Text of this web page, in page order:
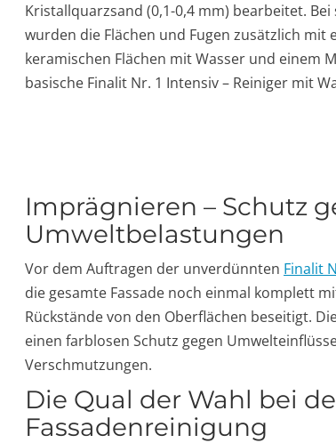
Kristallquarzsand (0,1-0,4 mm) bearbeitet.
wurden die Flächen und Fugen zusätzlich
keramischen Flächen mit Wasser und einem
basische Finalit Nr. 1 Intensiv – Reiniger mit
Imprägnieren – Schutz
Umweltbelastungen
Vor dem Auftragen der unverdünnten Finalit
die gesamte Fassade noch einmal komplett
Rückstände von den Oberflächen beseitigt.
einen farblosen Schutz gegen
Verschmutzungen.
Die Qual der Wahl bei
Fassadenreinigung